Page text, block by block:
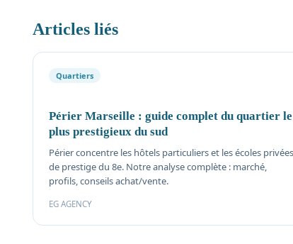
Articles liés
Quartiers
Périer Marseille : guide complet du quartier le
plus prestigieux du sud
Périer concentre les hôtels particuliers et les écoles privées
de prestige du 8e. Notre analyse complète : marché,
profils, conseils achat/vente.
EG AGENCY